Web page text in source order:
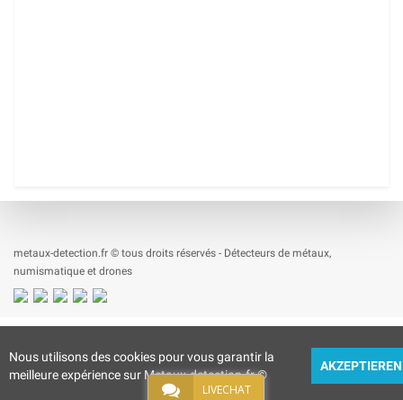
metaux-detection.fr © tous droits réservés - Détecteurs de métaux,
numismatique et drones
Nous utilisons des cookies pour vous garantir la
meilleure expérience sur Metaux-detection.fr©
AKZEPTIEREN
LIVECHAT